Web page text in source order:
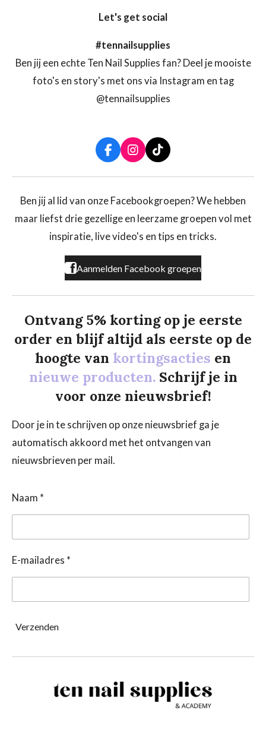
Let's get social
#tennailsupplies
Ben jij een echte Ten Nail Supplies fan? Deel je mooiste
foto's en story's met ons via Instagram en tag
@tennailsupplies
F
a
c
b
o
k
I
n
s
a
r
a
T
i
k
o
Ben jij al lid van onze Facebookgroepen? We hebben
maar liefst drie gezellige en leerzame groepen vol met
inspiratie, live video's en tips en tricks.
Aanmelden Facebook groepen
Ontvang 5% korting op je eerste
order en blijf altijd als eerste op de
hoogte van kortingsacties en
nieuwe producten. Schrijf je in
voor onze nieuwsbrief!
Door je in te schrijven op onze nieuwsbrief ga je
automatisch akkoord met het ontvangen van
nieuwsbrieven per mail.
Naam *
E-mailadres *
Verzenden